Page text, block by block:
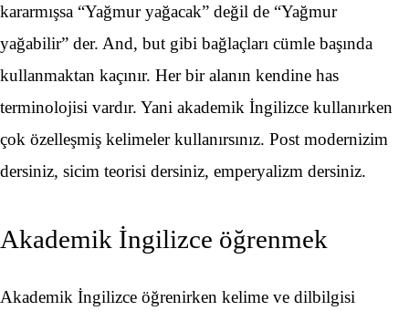
kararmışsa “Yağmur yağacak” değil de “Yağmur
yağabilir” der. And, but gibi bağlaçları cümle başında
kullanmaktan kaçınır. Her bir alanın kendine has
terminolojisi vardır. Yani akademik İngilizce kullanırken
çok özelleşmiş kelimeler kullanırsınız. Post modernizim
dersiniz, sicim teorisi dersiniz, emperyalizm dersiniz.
Akademik İngilizce öğrenmek
Akademik İngilizce öğrenirken kelime ve dilbilgisi